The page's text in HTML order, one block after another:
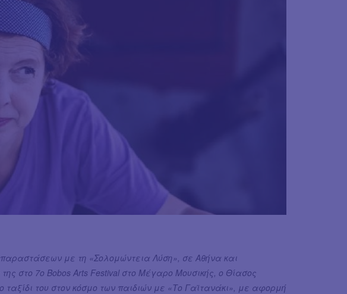
με τη «Σολομώντεια Λύση», σε Αθήνα και
στο 7ο Bobos Arts Festival στο Μέγαρο Μουσικής, ο Θίασος
ταξίδι του στον κόσμο των παιδιών με «Το Γαϊτανάκι», με αφορμή